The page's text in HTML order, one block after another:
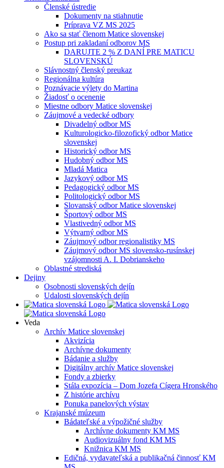
Členské ústredie
Dokumenty na stiahnutie
Príprava VZ MS 2025
Ako sa stať členom Matice slovenskej
Postup pri zakladaní odborov MS
DARUJTE 2 % Z DANÍ PRE MATICU
SLOVENSKÚ
Slávnostný členský preukaz
Regionálna kultúra
Poznávacie výlety do Martina
Žiadosť o ocenenie
Miestne odbory Matice slovenskej
Záujmové a vedecké odbory
Divadelný odbor MS
Kulturologicko-filozofický odbor Matice
slovenskej
Historický odbor MS
Hudobný odbor MS
Mladá Matica
Jazykový odbor MS
Pedagogický odbor MS
Politologický odbor MS
Slovanský odbor Matice slovenskej
Športový odbor MS
Vlastivedný odbor MS
Výtvarný odbor MS
Záujmový odbor regionalistiky MS
Záujmový odbor MS slovensko-rusínskej
vzájomnosti A. I. Dobrianskeho
Oblastné strediská
Dejiny
Osobnosti slovenských dejín
Udalosti slovenských dejín
Veda
Archív Matice slovenskej
Akvizícia
Archívne dokumenty
Bádanie a služby
Digitálny archív Matice slovenskej
Fondy a zbierky
Stála expozícia – Dom Jozefa Cígera Hronského
Z histórie archívu
Ponuka panelových výstav
Krajanské múzeum
Bádateľské a výpožičné služby
Archívne dokumenty KM MS
Audiovizuálny fond KM MS
Knižnica KM MS
Edičná, vydavateľská a publikačná činnosť KM